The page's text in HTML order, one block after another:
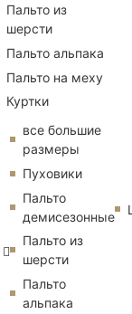
Пальто из
шерсти
Пальто альпака
Пальто на меху
Куртки
все большие
размеры
Пуховики
Пальто
демисезонные
Пальто из
шерсти
Пальто
альпака